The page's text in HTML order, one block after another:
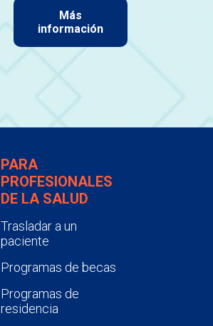
Más
información
PARA
PROFESIONALES
DE LA SALUD
Trasladar a un
paciente
Programas de becas
Programas de
residencia